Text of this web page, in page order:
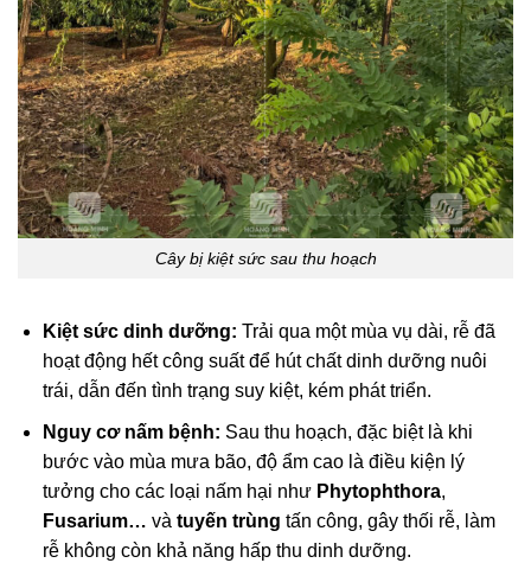
Cây bị kiệt sức sau thu hoạch
Kiệt sức dinh dưỡng: Trải qua một mùa vụ dài, rễ đã
hoạt động hết công suất để hút chất dinh dưỡng nuôi
trái, dẫn đến tình trạng suy kiệt, kém phát triển.
Nguy cơ nấm bệnh: Sau thu hoạch, đặc biệt là khi
bước vào mùa mưa bão, độ ẩm cao là điều kiện lý
tưởng cho các loại nấm hại như Phytophthora,
Fusarium… và tuyến trùng tấn công, gây thối rễ, làm
rễ không còn khả năng hấp thu dinh dưỡng.